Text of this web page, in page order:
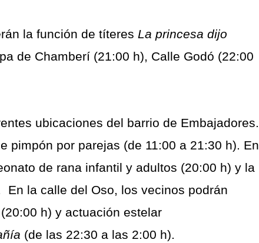
la función de títeres La princesa dijo
de Chamberí (21:00 h), Calle Godó (22:00
ubicaciones del barrio de Embajadores.
pimpón por parejas (de 11:00 a 21:30 h). En
de rana infantil y adultos (20:00 h) y la
la calle del Oso, los vecinos podrán
h) y actuación estelar
(de las 22:30 a las 2:00 h).